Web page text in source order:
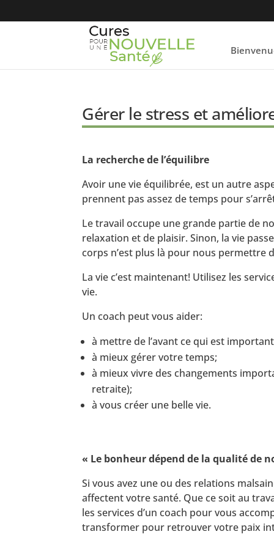
Gérer le stress et
La recherche de l’équilibre
Avoir une vie équilibrée, est un autre
prennent pas assez de temps pour
Le travail occupe une grande partie de
relaxation et de plaisir. Sinon, la vie
corps n’est plus là pour nous permettre
La vie c’est maintenant! Utilisez les
vie.
Un coach peut vous aider:
à mettre de l’avant ce qui est
à mieux gérer votre temps;
à mieux vivre des changements
retraite);
à vous créer une belle vie.
« Le bonheur dépend de la qualité de
Si vous avez une ou des relations
affectent votre santé. Que ce soit au
les services d’un coach pour vous
transformer pour retrouver votre paix